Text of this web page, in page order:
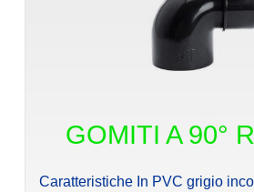
GOMITI A 90°
Caratteristiche In PVC grigio